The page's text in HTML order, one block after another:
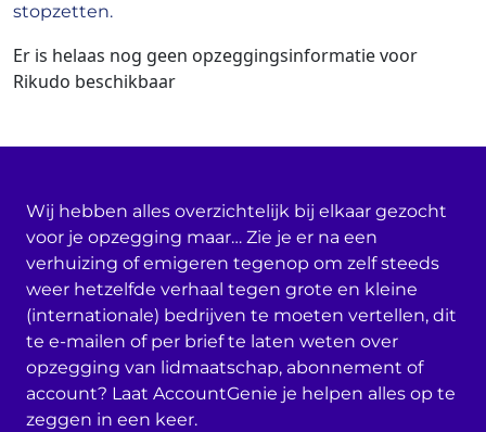
stopzetten.
Er is helaas nog geen opzeggingsinformatie voor
Rikudo beschikbaar
Wij hebben alles overzichtelijk bij elkaar gezocht
voor je opzegging maar… Zie je er na een
verhuizing of emigeren tegenop om zelf steeds
weer hetzelfde verhaal tegen grote en kleine
(internationale) bedrijven te moeten vertellen, dit
te e-mailen of per brief te laten weten over
opzegging van lidmaatschap, abonnement of
account? Laat AccountGenie je helpen alles op te
zeggen in een keer.